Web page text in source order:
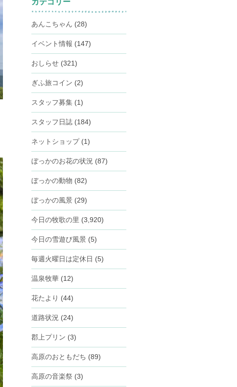
カテゴリー
あんこちゃん (28)
イベント情報 (147)
おしらせ (321)
ぎふ旅コイン (2)
スタッフ募集 (1)
スタッフ日誌 (184)
ネットショップ (1)
ぼっかのお花の状況 (87)
ぼっかの動物 (82)
ぼっかの風景 (29)
今日の牧歌の里 (3,920)
今日の雪遊び風景 (5)
毎週火曜日は定休日 (5)
温泉牧華 (12)
花たより (44)
道路状況 (24)
郡上プリン (3)
高原のおともだち (89)
高原の音楽祭 (3)